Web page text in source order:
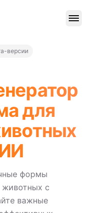
версии
для
формы
животных с
важные